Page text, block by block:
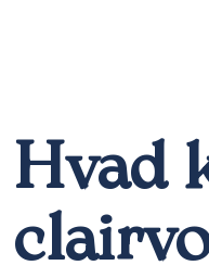
Hvad